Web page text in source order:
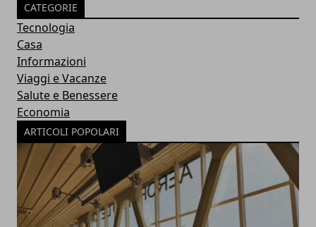
CATEGORIE
Tecnologia
Casa
Informazioni
Viaggi e Vacanze
Salute e Benessere
Economia
ARTICOLI POPOLARI